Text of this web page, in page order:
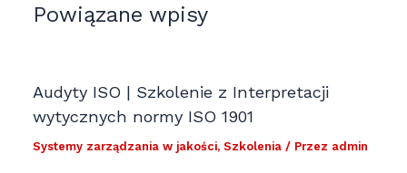
Powiązane wpisy
Audyty ISO | Szkolenie z Interpretacji
wytycznych normy ISO 1901
Systemy zarządzania w jakości,Szkolenia / Przez admin